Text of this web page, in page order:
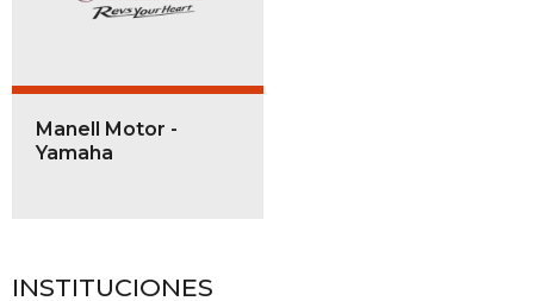
Manell Motor -
Yamaha
INSTITUCIONES